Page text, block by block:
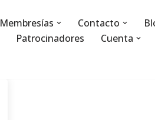
Membresías Contacto
Patrocinadores Cuenta